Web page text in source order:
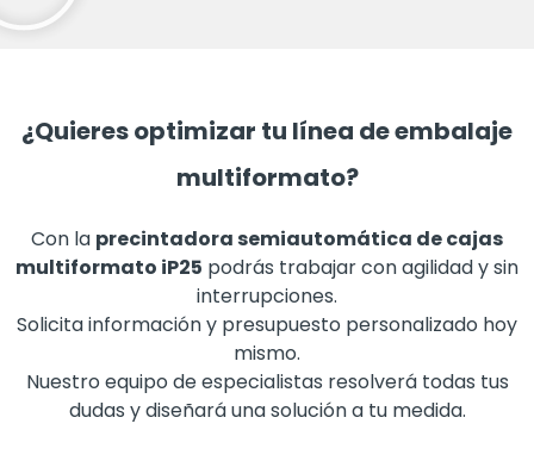
¿Quieres optimizar tu línea de embalaje
multiformato?
Con la precintadora semiautomática de cajas
multiformato iP25 podrás trabajar con agilidad y sin
interrupciones.
Solicita información y presupuesto personalizado hoy
mismo.
Nuestro equipo de especialistas resolverá todas tus
dudas y diseñará una solución a tu medida.